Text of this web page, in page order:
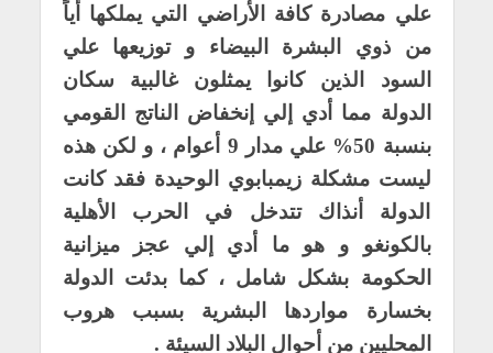
علي مصادرة كافة الأراضي التي يملكها أياً
من ذوي البشرة البيضاء و توزيعها علي
السود الذين كانوا يمثلون غالبية سكان
الدولة مما أدي إلي إنخفاض الناتج القومي
بنسبة 50% علي مدار 9 أعوام ، و لكن هذه
ليست مشكلة زيمبابوي الوحيدة فقد كانت
الدولة أنذاك تتدخل في الحرب الأهلية
بالكونغو و هو ما أدي إلي عجز ميزانية
الحكومة بشكل شامل ، كما بدئت الدولة
بخسارة مواردها البشرية بسبب هروب
المحليين من أحوال البلاد السيئة .